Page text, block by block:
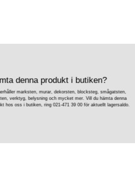
denna produkt i butiken?
marksten, murar, dekorsten, blocksteg, smågatsten,
verktyg, belysning och mycket mer. Vill du hämta denna
hos oss i butiken, ring 021-471 39 00 för aktuellt lagersaldo.